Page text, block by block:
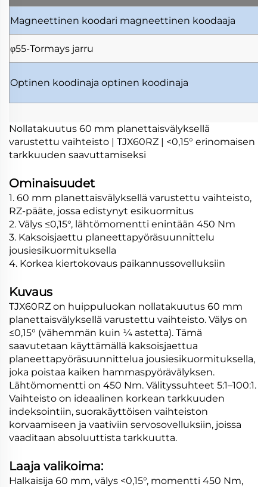
Magneettinen koodari magneettinen koodaaja
φ55-Tormays jarru
Optinen koodinaja optinen koodinaja
Nollatakuutus 60 mm planettaisvälyksellä
varustettu vaihteisto | TJX60RZ | <0,15° erinomaisen
tarkkuuden saavuttamiseksi
Ominaisuudet
1. 60 mm planettaisvälyksellä varustettu vaihteisto,
RZ-pääte, jossa edistynyt esikuormitus
2. Välys ≤0,15°, lähtömomentti enintään 450 Nm
3. Kaksoisjaettu planeettapyöräsuunnittelu
jousiesikuormituksella
4. Korkea kiertokovaus paikannussovelluksiin
Kuvaus
TJX60RZ on huippuluokan nollatakuutus 60 mm
planettaisvälyksellä varustettu vaihteisto. Välys on
≤0,15° (vähemmän kuin ¼ astetta). Tämä
saavutetaan käyttämällä kaksoisjaettua
planeettapyöräsuunnittelua jousiesikuormituksella,
joka poistaa kaiken hammaspyörävälyksen.
Lähtömomentti on 450 Nm. Välityssuhteet 5:1–100:1.
Vaihteisto on ideaalinen korkean tarkkuuden
indeksointiin, suorakäyttöisen vaihteiston
korvaamiseen ja vaativiin servosovelluksiin, joissa
vaaditaan absoluuttista tarkkuutta.
Laaja valikoima:
Halkaisija 60 mm, välys <0,15°, momentti 450 Nm,